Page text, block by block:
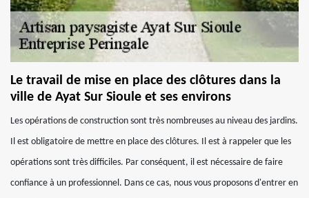
Le travail de mise en place des clôtures dans la
ville de Ayat Sur Sioule et ses environs
Les opérations de construction sont très nombreuses au niveau des jardins.
Il est obligatoire de mettre en place des clôtures. Il est à rappeler que les
opérations sont très difficiles. Par conséquent, il est nécessaire de faire
confiance à un professionnel. Dans ce cas, nous vous proposons d'entrer en